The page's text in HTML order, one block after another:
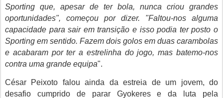
Sporting que, apesar de ter bola, nunca criou grandes
oportunidades", começou por dizer. "Faltou-nos alguma
capacidade para sair em transição e isso podia ter posto o
Sporting em sentido. Fazem dois golos em duas carambolas
e acabaram por ter a estrelinha do jogo, mas batemo-nos
contra uma grande equipa".
César Peixoto falou ainda da estreia de um jovem, do
desafio cumprido de parar Gyokeres e da luta pela